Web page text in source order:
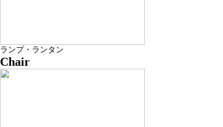
ランプ・ランタン
Chair